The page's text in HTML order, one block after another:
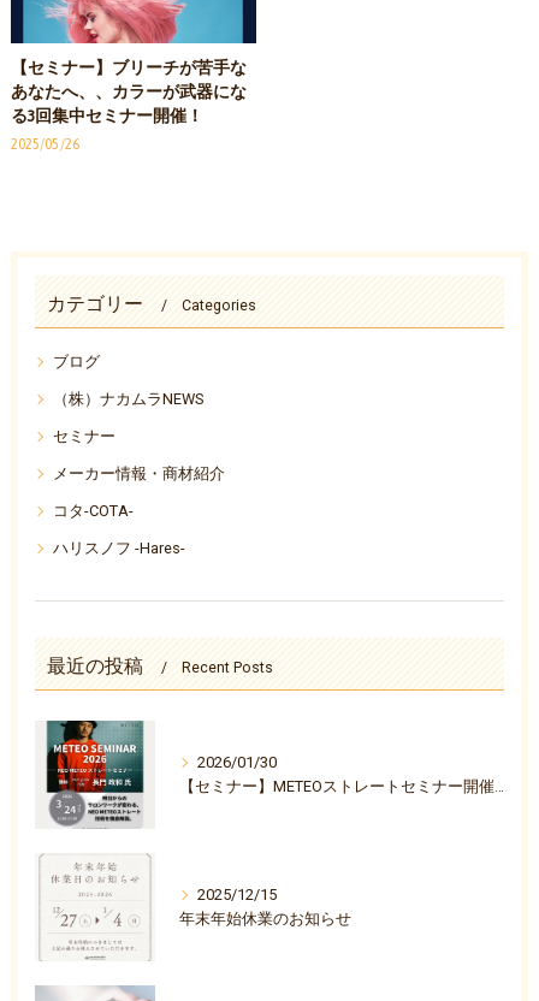
【セミナー】ブリーチが苦手な
あなたへ、、カラーが武器にな
る3回集中セミナー開催！
2025/05/26
カテゴリー Categories
ブログ
（株）ナカムラNEWS
セミナー
メーカー情報・商材紹介
コタ-COTA-
ハリスノフ -Hares-
最近の投稿 Recent Posts
2026/01/30
【セミナー】METEOストレートセミナー開催決定のお知らせ
2025/12/15
年末年始休業のお知らせ